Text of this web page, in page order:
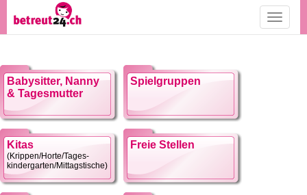
Toggle
Babysitter, Nanny
& Tagesmutter
Spielgruppen
Kitas
(Krippen/Horte/Tages-
kindergarten/Mittagstische)
Freie Stellen